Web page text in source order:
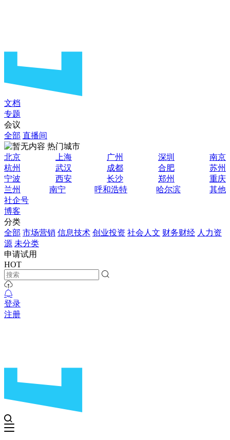
文档
专题
会议
全部 直播间
热门城市
北京
上海 广州 深圳
南京
杭州
武汉 成都 合肥
苏州
宁波
西安 长沙 郑州
重庆
兰州
南宁 呼和浩特 哈尔滨
其他
社企号
博客
分类
全部 市场营销 信息技术 创业投资 社会人文 财务财经 人力资
源 未分类
申请试用
HOT
登录
注册